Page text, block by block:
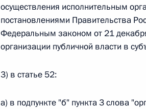
Федеральный закон от
О внесении изменений в статью 13–2
изменений в Федеральный закон „Об
осуществления исполнительным
постановлениями Правительства
Федеральным законом от 21
организации публичной власти в
3) в статье 52:
а) в подпункте "б" пункта 3 слова